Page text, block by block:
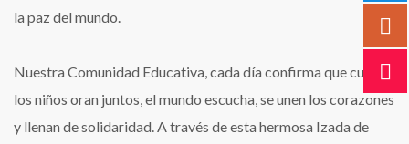
la paz del mundo.
Nuestra Comunidad Educativa, cada día confirma que cuando
los niños oran juntos, el mundo escucha, se unen los corazones
y llenan de solidaridad. A través de esta hermosa Izada de